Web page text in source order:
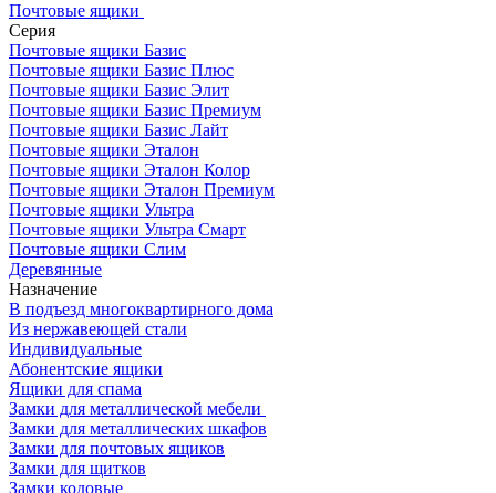
Почтовые ящики
Серия
Почтовые ящики Базис
Почтовые ящики Базис Плюс
Почтовые ящики Базис Элит
Почтовые ящики Базис Премиум
Почтовые ящики Базис Лайт
Почтовые ящики Эталон
Почтовые ящики Эталон Колор
Почтовые ящики Эталон Премиум
Почтовые ящики Ультра
Почтовые ящики Ультра Смарт
Почтовые ящики Слим
Деревянные
Назначение
В подъезд многоквартирного дома
Из нержавеющей стали
Индивидуальные
Абонентские ящики
Ящики для спама
Замки для металлической мебели
Замки для металлических шкафов
Замки для почтовых ящиков
Замки для щитков
Замки кодовые